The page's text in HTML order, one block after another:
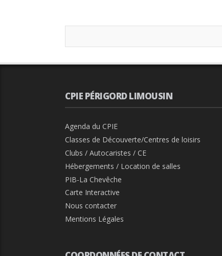
CPIE PÉRIGORD LIMOUSIN
Agenda du CPIE
Classes de Découverte/Centres de loisirs
Clubs / Autocaristes / CE
Hébergements / Location de salles
PIB-La Chevêche
Carte Interactive
Nous contacter
Mentions Légales